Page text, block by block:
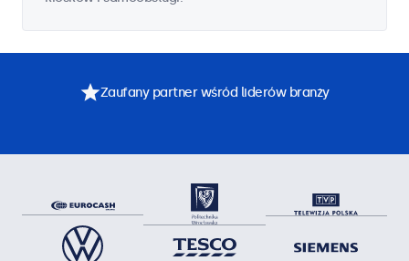
Zaufany partner wśród liderów branży